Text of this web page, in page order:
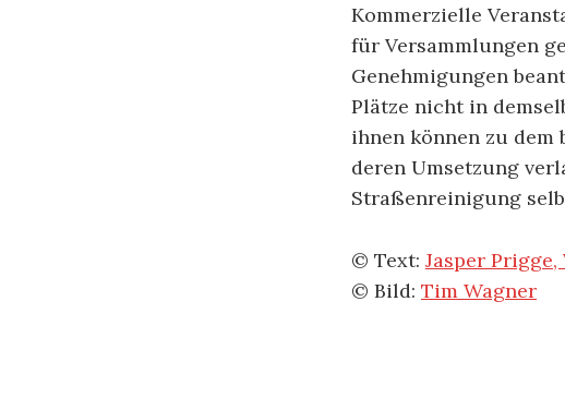
Kommerzielle
für Versammlungen
Genehmigungen
Plätze nicht in
ihnen können zu dem
deren Umsetzung
Straßenreinigung
© Text: Jasper
© Bild: Tim Wagner